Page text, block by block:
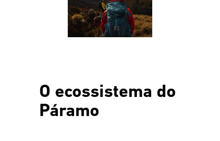
O ecossistema do
Páramo